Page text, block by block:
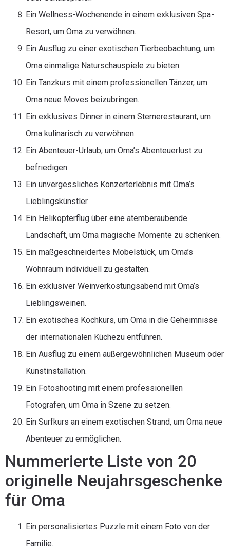
Ein Wellness-Wochenende in einem exklusiven Spa-
Resort, um Oma zu verwöhnen.
Ein Ausflug zu einer exotischen Tierbeobachtung, um
Oma einmalige Naturschauspiele zu bieten.
Ein Tanzkurs mit einem professionellen Tänzer, um
Oma neue Moves beizubringen.
Ein exklusives Dinner in einem Sternerestaurant, um
Oma kulinarisch zu verwöhnen.
Ein Abenteuer-Urlaub, um Oma’s Abenteuerlust zu
befriedigen.
Ein unvergessliches Konzerterlebnis mit Oma’s
Lieblingskünstler.
Ein Helikopterflug über eine atemberaubende
Landschaft, um Oma magische Momente zu schenken.
Ein maßgeschneidertes Möbelstück, um Oma’s
Wohnraum individuell zu gestalten.
Ein exklusiver Weinverkostungsabend mit Oma’s
Lieblingsweinen.
Ein exotisches Kochkurs, um Oma in die Geheimnisse
der internationalen Küchezu entführen.
Ein Ausflug zu einem außergewöhnlichen Museum oder
Kunstinstallation.
Ein Fotoshooting mit einem professionellen
Fotografen, um Oma in Szene zu setzen.
Ein Surfkurs an einem exotischen Strand, um Oma neue
Abenteuer zu ermöglichen.
Nummerierte Liste von 20
originelle Neujahrsgeschenke
für Oma
Ein personalisiertes Puzzle mit einem Foto von der
Familie.